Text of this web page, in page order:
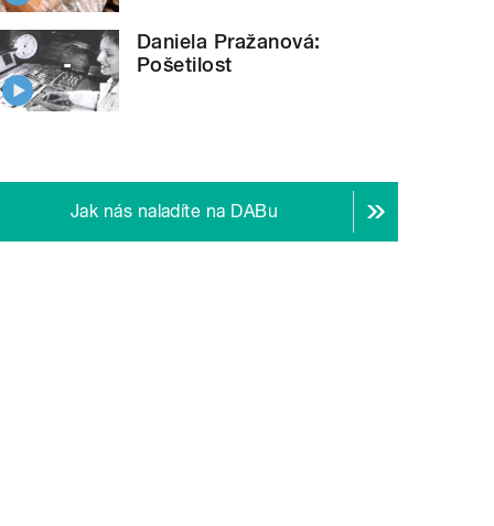
Daniela Pražanová:
Pošetilost
Jak nás naladíte na DABu